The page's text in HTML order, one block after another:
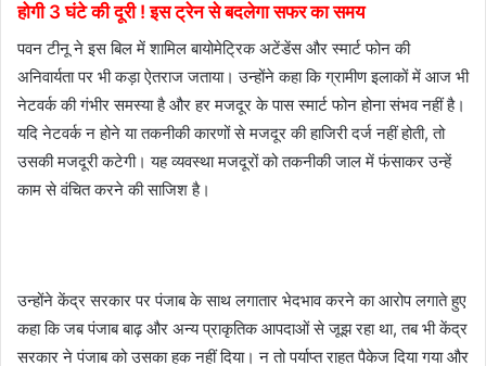
होगी 3 घंटे की दूरी ! इस ट्रेन से बदलेगा सफर का समय
पवन टीनू ने इस बिल में शामिल बायोमेट्रिक अटेंडेंस और स्मार्ट फोन की
अनिवार्यता पर भी कड़ा ऐतराज जताया। उन्होंने कहा कि ग्रामीण इलाकों में आज भी
नेटवर्क की गंभीर समस्या है और हर मजदूर के पास स्मार्ट फोन होना संभव नहीं है।
यदि नेटवर्क न होने या तकनीकी कारणों से मजदूर की हाजिरी दर्ज नहीं होती, तो
उसकी मजदूरी कटेगी। यह व्यवस्था मजदूरों को तकनीकी जाल में फंसाकर उन्हें
काम से वंचित करने की साजिश है।
उन्होंने केंद्र सरकार पर पंजाब के साथ लगातार भेदभाव करने का आरोप लगाते हुए
कहा कि जब पंजाब बाढ़ और अन्य प्राकृतिक आपदाओं से जूझ रहा था, तब भी केंद्र
सरकार ने पंजाब को उसका हक नहीं दिया। न तो पर्याप्त राहत पैकेज दिया गया और